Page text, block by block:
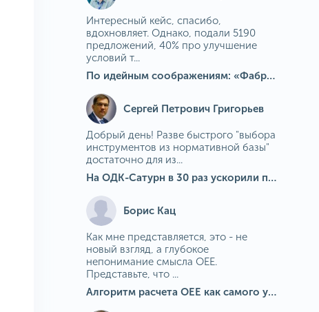
Интересный кейс, спасибо,
вдохновляет. Однако, подали 5190
предложений, 40% про улучшение
условий т...
По идейным соображениям: «Фабрика идей» на МГОКе
Сергей Петрович Григорьев
Добрый день! Разве быстрого "выбора
инструментов из нормативной базы"
достаточно для из...
На ОДК-Сатурн в 30 раз ускорили подбор средств измерения для контроля качества продукции
Борис Кац
Как мне представляется, это - не
новый взгляд, а глубокое
непонимание смысла OEE.
Представьте, что ...
Алгоритм расчета ОЕЕ как самого универсального и современного показателя эффективности оборудования в мире